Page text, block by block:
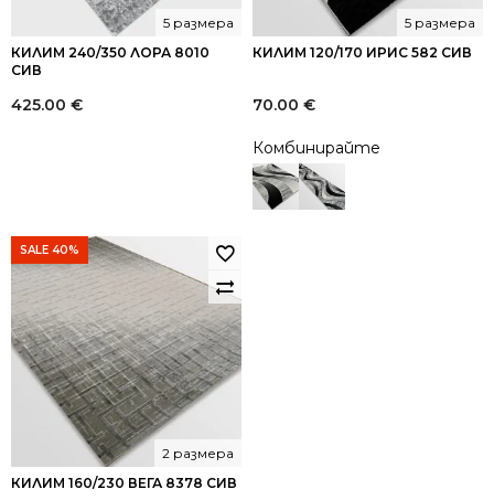
КИЛИМ 240/350 ЛОРА 8010
СИВ
5 размера
425.00 €
КИЛИМ 120/170 ИРИС 582 СИВ
5 размера
70.00 €
Комбинирайте
SALE 40%
КИЛИМ 160/230 ВЕГА 8378 СИВ
2 размера